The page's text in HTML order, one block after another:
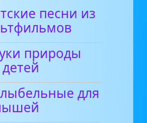
песни из
природы
для